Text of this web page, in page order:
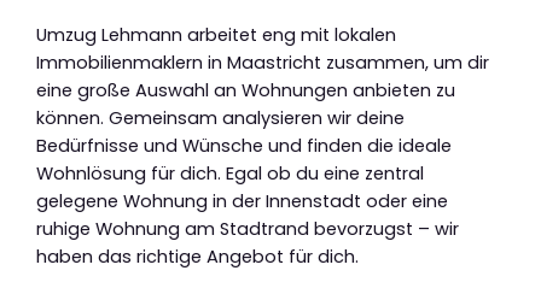
Umzug Lehmann arbeitet eng mit lokalen
Immobilienmaklern in Maastricht zusammen, um dir
eine große Auswahl an Wohnungen anbieten zu
können. Gemeinsam analysieren wir deine
Bedürfnisse und Wünsche und finden die ideale
Wohnlösung für dich. Egal ob du eine zentral
gelegene Wohnung in der Innenstadt oder eine
ruhige Wohnung am Stadtrand bevorzugst – wir
haben das richtige Angebot für dich.